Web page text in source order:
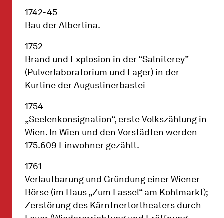
1742-45
Bau der Albertina.
1752
Brand und Explosion in der “Salniterey”
(Pulverlaboratorium und Lager) in der
Kurtine der Augustinerbastei
1754
„Seelenkonsignation“, erste Volkszählung in
Wien. In Wien und den Vorstädten werden
175.609 Einwohner gezählt.
1761
Verlautbarung und Gründung einer Wiener
Börse (im Haus „Zum Fassel“ am Kohlmarkt);
Zerstörung des Kärntnertortheaters durch